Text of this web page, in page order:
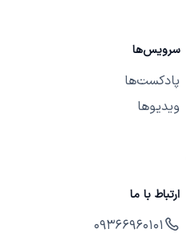
سرویس‌ها
پادکست‌ها
ویدیوها
ارتباط با ما
09366960101